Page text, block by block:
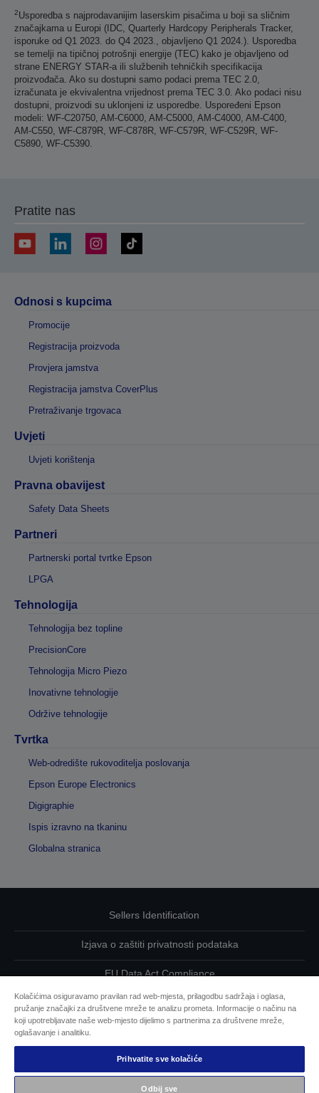
2Usporedba s najprodavanijim laserskim pisačima u boji sa sličnim
značajkama u Europi (IDC, Quarterly Hardcopy Peripherals Tracker,
isporuke od Q1 2023. do Q4 2023., objavljeno Q1 2024.). Usporedba
se temelji na tipičnoj potrošnji energije (TEC) kako je objavljeno od
strane ENERGY STAR-a ili službenih tehničkih specifikacija
proizvođača. Ako su dostupni samo podaci prema TEC 2.0,
izračunata je ekvivalentna vrijednost prema TEC 3.0. Ako podaci nisu
dostupni, proizvodi su uklonjeni iz usporedbe. Uspoređeni Epson
modeli: WF-C20750, AM-C6000, AM-C5000, AM-C4000, AM-C400,
AM-C550, WF-C879R, WF-C878R, WF-C579R, WF-C529R, WF-
C5890, WF-C5390.
Pratite nas
Odnosi s kupcima
Promocije
Registracija proizvoda
Provjera jamstva
Registracija jamstva CoverPlus
Pretraživanje trgovaca
Uvjeti
Uvjeti korištenja
Pravna obavijest
Safety Data Sheets
Partneri
Partnerski portal tvrtke Epson
LPGA
Tehnologija
Tehnologija bez topline
PrecisionCore
Tehnologija Micro Piezo
Inovativne tehnologije
Održive tehnologije
Tvrtka
Web-odredište rukovoditelja poslovanja
Epson Europe Electronics
Digigraphie
Ispis izravno na tkaninu
Globalna stranica
Sellers Identification
Izjava o zaštiti privatnosti podataka
EU Data Act Compliance
Kontaktirajte nas u vezi svojih podataka
Epsonova predanost pristupačnosti
Kolačićima osiguravamo pravilan rad web-mjesta, prilagodbu sadržaja i oglasa,
pružanje značajki za društvene mreže te analizu prometa. Informacije o načinu na
koji upotrebljavate naše web-mjesto dijelimo s partnerima za društvene mreže,
oglašavanje i analitiku.
Prihvatite sve kolačiće
Odbij sve